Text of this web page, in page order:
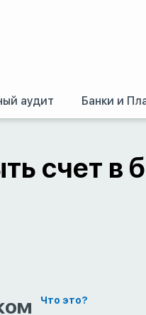
аудит Банки и
компаний. Счет в
счет в
Что это?